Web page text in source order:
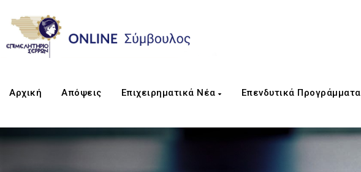
Αρχική Απόψεις Επιχειρηματικά Νέα Επενδυτικά Προγράμματα